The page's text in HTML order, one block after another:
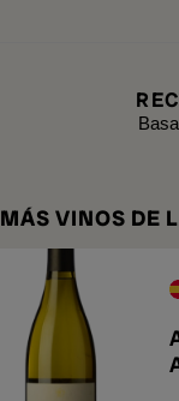
MÁS VINOS DE